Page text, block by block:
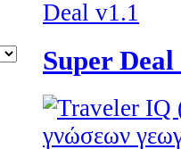
Super